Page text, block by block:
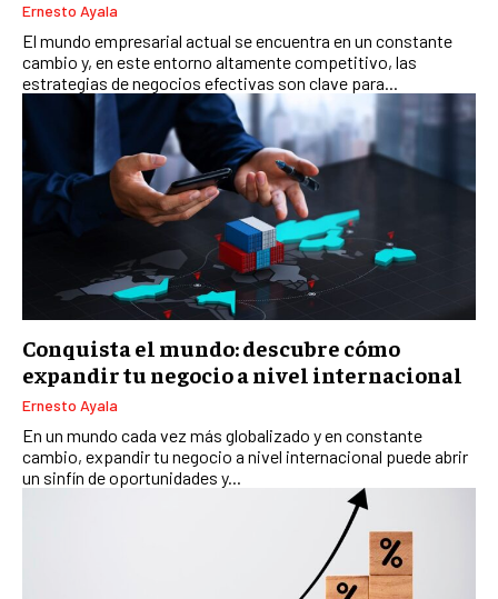
FRANQUICIAS
MARKETING DE INFLUENCERS
E-COMMERCE
E-COMMERCE Y COMERCIO ELECTRÓNICO
ESTRATEGIAS DE PRICING Y GESTIÓN DE
PRECIOS
GESTIÓN DE CRISIS EMPRESARIALES
EMPRESAS Y STARTUPS TECNOLÓGICAS
GESTIÓN DE LA EXPERIENCIA DEL CLIENTE
MÁS
PROYECTOS
GESTIÓN DE PROYECTOS
GESTIÓN DE OPERACIONES Y CADENA DE
SUMINISTRO
CALIDAD Y MEJORA CONTINUA
Ernesto Ayala
El mundo empresarial actual se encuentra en un constante
cambio y, en este entorno altamente competitivo, las
estrategias de negocios efectivas son clave para...
Conquista el mundo: descubre cómo
expandir tu negocio a nivel internacional
Ernesto Ayala
En un mundo cada vez más globalizado y en constante
cambio, expandir tu negocio a nivel internacional puede abrir
un sinfín de oportunidades y...